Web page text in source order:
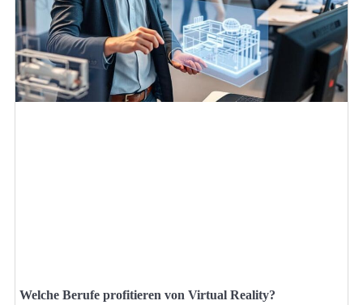
Welche Berufe profitieren von Virtual Reality?